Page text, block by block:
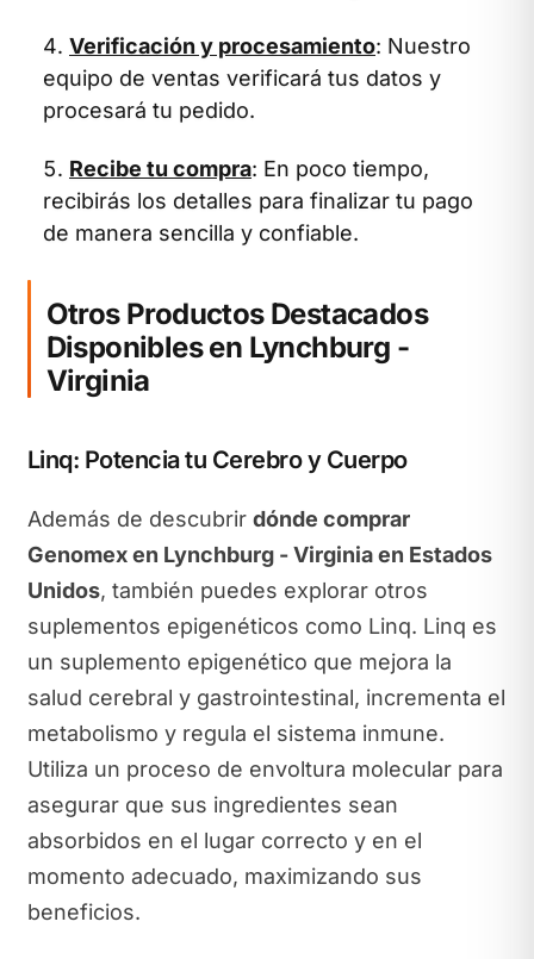
Verificación y procesamiento: Nuestro
equipo de ventas verificará tus datos y
procesará tu pedido.
Recibe tu compra: En poco tiempo,
recibirás los detalles para finalizar tu pago
de manera sencilla y confiable.
Otros Productos Destacados
Disponibles en Lynchburg -
Virginia
Linq: Potencia tu Cerebro y Cuerpo
Además de descubrir dónde comprar
Genomex en Lynchburg - Virginia en Estados
Unidos, también puedes explorar otros
suplementos epigenéticos como Linq. Linq es
un suplemento epigenético que mejora la
salud cerebral y gastrointestinal, incrementa el
metabolismo y regula el sistema inmune.
Utiliza un proceso de envoltura molecular para
asegurar que sus ingredientes sean
absorbidos en el lugar correcto y en el
momento adecuado, maximizando sus
beneficios.